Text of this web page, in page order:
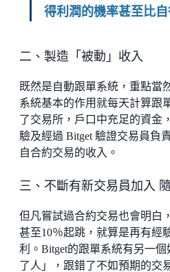
得利潤的機率甚至比自
二、製造「被動」收入
既然是自動跟單系統，重點當
系統基本的作用就每天計算跟
了交易所，戶口中充足的資金
驗及經過 Bitget 驗證交易員負
自合約交易的收入。
三、不斷有新交易員加入
但凡嘗試過合約交易也會明白
甚至10％起跳，就算是再有經
利。Bitget的跟單系統有另一
了人」，跟錯了不如預期的交